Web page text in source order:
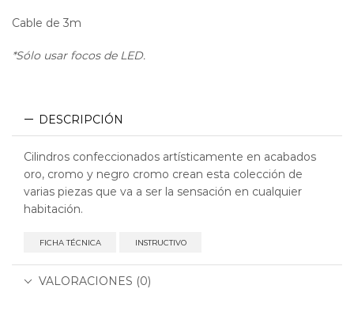
Cable de 3m
*Sólo usar focos de LED.
DESCRIPCIÓN
Cilindros confeccionados artísticamente en acabados
oro, cromo y negro cromo crean esta colección de
varias piezas que va a ser la sensación en cualquier
habitación.
FICHA TÉCNICA INSTRUCTIVO
VALORACIONES (0)